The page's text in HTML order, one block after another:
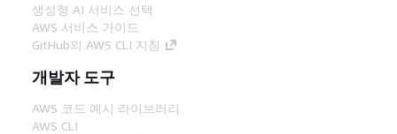
생성형 AI 서비스 선택
AWS 서비스 가이드
GitHub의 AWS CLI 지침
개발자 도구
AWS 코드 예시 라이브러리
AWS CLI